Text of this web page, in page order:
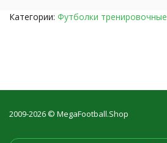
Категории: Футболки тренировочные
2009-2026 © MegaFootball.Shop